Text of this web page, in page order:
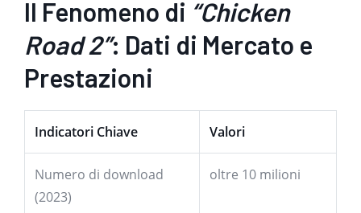
Il Fenomeno di “Chicken
Road 2”: Dati di Mercato e
Prestazioni
Indicatori Chiave Valori
Numero di download
(2023)
oltre 10 milioni